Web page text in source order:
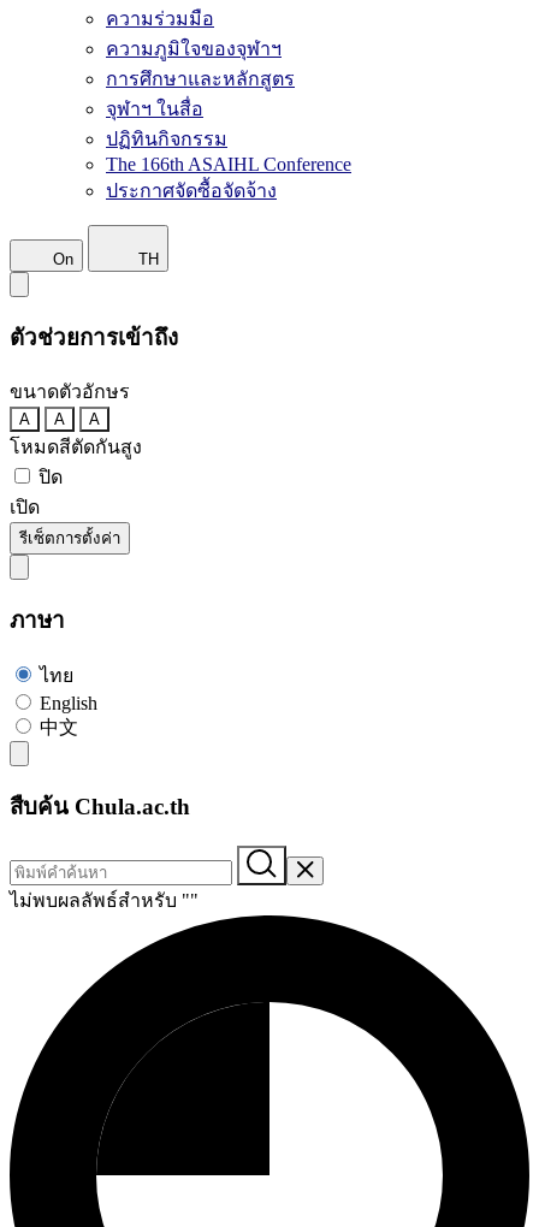
ความร่วมมือ
ความภูมิใจของจุฬาฯ
การศึกษาและหลักสูตร
จุฬาฯ ในสื่อ
ปฏิทินกิจกรรม
The 166th ASAIHL Conference
ประกาศจัดซื้อจัดจ้าง
On TH
ตัวช่วยการเข้าถึง
ขนาดตัวอักษร
A A A
โหมดสีตัดกันสูง
ปิด
เปิด
รีเซ็ตการตั้งค่า
ภาษา
ไทย
English
中文
สืบค้น Chula.ac.th
ไม่พบผลลัพธ์สำหรับ ""